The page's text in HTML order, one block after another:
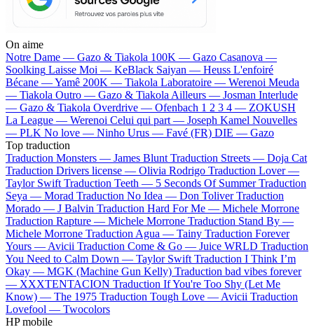
On aime
Notre Dame — Gazo & Tiakola 100K — Gazo Casanova —
Soolking Laisse Moi — KeBlack Saiyan — Heuss L'enfoiré
Bécane —Yamê 200K — Tiakola Laboratoire — Werenoi Meuda
— Tiakola Outro — Gazo & Tiakola Ailleurs — Josman Interlude
— Gazo & Tiakola Overdrive — Ofenbach 1 2 3 4 — ZOKUSH
La League — Werenoi Celui qui part — Joseph Kamel Nouvelles
— PLK No love — Ninho Urus — Favé (FR) DIE — Gazo
Top traduction
Traduction Monsters — James Blunt Traduction Streets — Doja Cat
Traduction Drivers license — Olivia Rodrigo Traduction Lover —
Taylor Swift Traduction Teeth — 5 Seconds Of Summer Traduction
Seya — Morad Traduction No Idea — Don Toliver Traduction
Morado — J Balvin Traduction Hard For Me — Michele Morrone
Traduction Rapture — Michele Morrone Traduction Stand By —
Michele Morrone Traduction Agua — Tainy Traduction Forever
Yours — Avicii Traduction Come & Go — Juice WRLD Traduction
You Need to Calm Down — Taylor Swift Traduction I Think I’m
Okay — MGK (Machine Gun Kelly) Traduction bad vibes forever
— XXXTENTACION Traduction If You're Too Shy (Let Me
Know) — The 1975 Traduction Tough Love — Avicii Traduction
Lovefool — Twocolors
HP mobile